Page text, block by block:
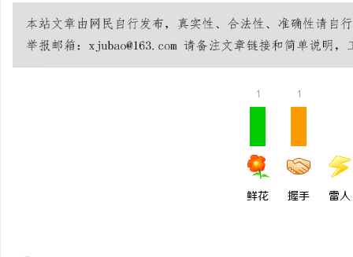
1
鲜花
1
握手 雷人
槟榔代理行业发展现状